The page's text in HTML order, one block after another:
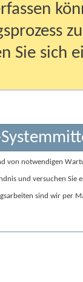
Sie sich
von notwendigen
und versuchen Sie
sind wir per